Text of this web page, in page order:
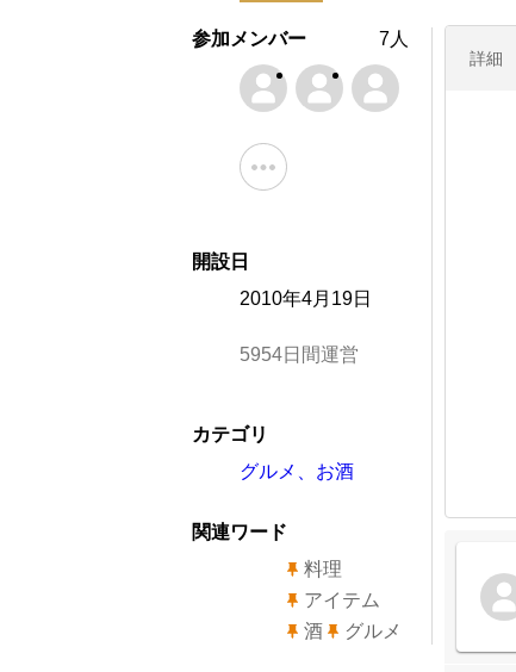
詳細
参加メンバー 7人
開設日
2010年4月19日
5954日間運営
カテゴリ
グルメ、お酒
関連ワード
料理
アイテム
酒
グルメ